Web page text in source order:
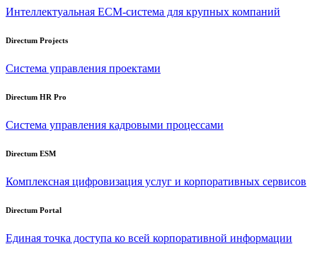
Интеллектуальная ECM-система для крупных компаний
Directum Projects
Система управления проектами
Directum HR Pro
Система управления кадровыми процессами
Directum ESM
Комплексная цифровизация услуг и корпоративных сервисов
Directum Portal
Единая точка доступа ко всей корпоративной информации